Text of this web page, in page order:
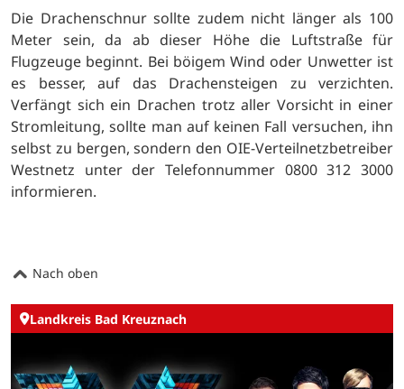
Die Drachenschnur sollte zudem nicht länger als 100
Meter sein, da ab dieser Höhe die Luftstraße für
Flugzeuge beginnt. Bei böigem Wind oder Unwetter ist
es besser, auf das Drachensteigen zu verzichten.
Verfängt sich ein Drachen trotz aller Vorsicht in einer
Stromleitung, sollte man auf keinen Fall versuchen, ihn
selbst zu bergen, sondern den OIE-Verteilnetzbetreiber
Westnetz unter der Telefonnummer 0800 312 3000
informieren.
Nach oben
Landkreis Bad Kreuznach